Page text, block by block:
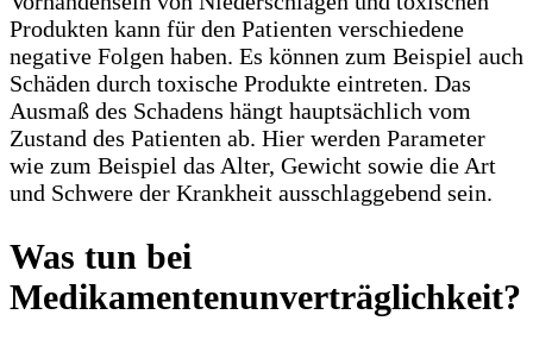
Produkten kann für den Patienten verschiedene
negative Folgen haben. Es können zum Beispiel auch
Schäden durch toxische Produkte eintreten. Das
Ausmaß des Schadens hängt hauptsächlich vom
Zustand des Patienten ab. Hier werden Parameter
wie zum Beispiel das Alter, Gewicht sowie die Art
und Schwere der Krankheit ausschlaggebend sein.
Was tun bei
Medikamentenunverträglichkeit?